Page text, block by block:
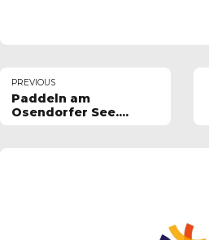
PREVIOUS
Paddeln am
Osendorfer See....